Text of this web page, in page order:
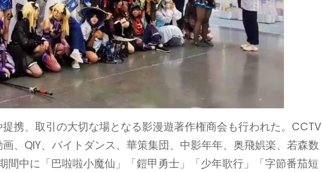
携、取引の大切な場となる影漫遊著作権商会も行われた。CCTV
、QIY、バイトダンス、華策集団、中影年年、奥飛娯楽、若森数
間中に「巴啦啦小魔仙」「鎧甲勇士」「少年歌行」「字節番茄短